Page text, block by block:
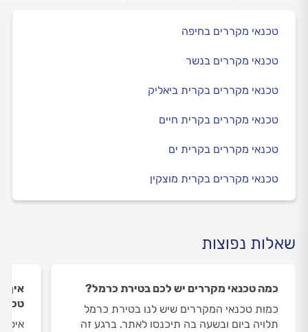
טכנאי מקררים בחיפה
טכנאי מקררים בנשר
טכנאי מקררים בקרית ביאליק
טכנאי מקררים בקרית חיים
טכנאי מקררים בקרית ים
טכנאי מקררים בקרית מוצקין
שאלות נפוצות
כמה טכנאי מקררים יש לכם בטירת כרמל?
כמות טכנאי המקררים שיש לנו בטירת כרמל
תלויה ביום ובשעה בה תיכנסו לאתר. ברגע זה
איך